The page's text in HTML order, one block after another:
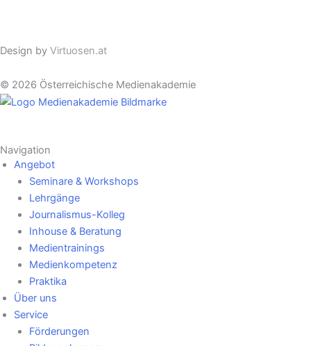
Design by Virtuosen.at
© 2026 Österreichische Medienakademie
Navigation
Angebot
Seminare & Workshops
Lehrgänge
Journalismus-Kolleg
Inhouse & Beratung
Medientrainings
Medienkompetenz
Praktika
Über uns
Service
Förderungen